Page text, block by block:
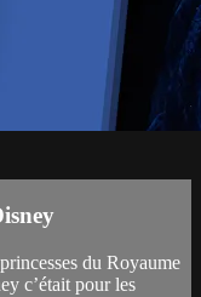
du Royaume
c’était pour les